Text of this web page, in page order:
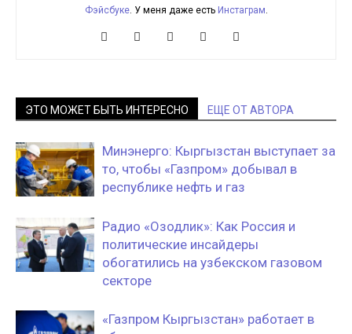
Фэйсбуке. У меня даже есть Инстаграм.
ЭТО МОЖЕТ БЫТЬ ИНТЕРЕСНО ЕЩЕ ОТ АВТОРА
Минэнерго: Кыргызстан выступает за
то, чтобы «Газпром» добывал в
республике нефть и газ
Радио «Озодлик»: Как Россия и
политические инсайдеры
обогатились на узбекском газовом
секторе
«Газпром Кыргызстан» работает в